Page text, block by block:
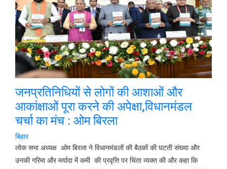
जनप्रतिनिधियों से लोगों की आशाओं और
आकांक्षाओं पूरा करने की अपेक्षा,विधानमंडल
चर्चा का मंच : ओम बिरला
बिहार
लोक सभा अध्यक्ष ओम बिरला ने विधानमंडलों की बैठकों की घटती संख्या और
उनकी गरिमा और मर्यादा में कमी की प्रवृत्ति पर चिंता व्यक्त की और कहा कि